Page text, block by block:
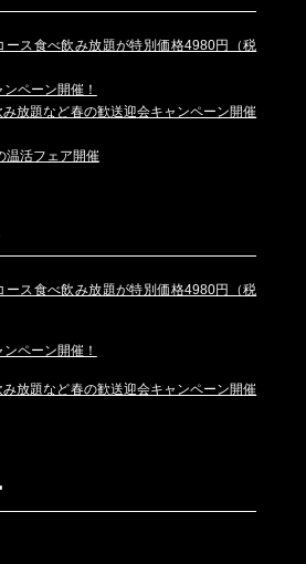
ース食べ飲み放題が特別価格4980円（税
ペーン開催！
放題など春の歓送迎会キャンペーン開催
温活フェア開催
ース食べ飲み放題が特別価格4980円（税
ペーン開催！
放題など春の歓送迎会キャンペーン開催